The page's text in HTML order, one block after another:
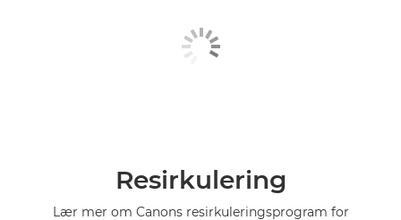
Resirkulering
Lær mer om Canons resirkuleringsprogram for